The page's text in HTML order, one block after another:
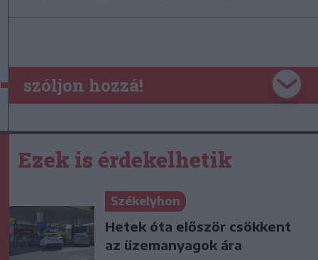
szóljon hozzá!
Ezek is érdekelhetik
Székelyhon
Hetek óta először csökkent
az üzemanyagok ára